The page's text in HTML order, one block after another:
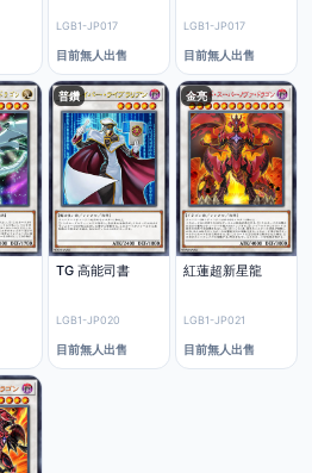
LGB1-JP017
目前無人出售
LGB1-JP017
目前無人出售
普鑽
TG 高能司書
LGB1-JP020
目前無人出售
金亮
紅蓮超新星龍
LGB1-JP021
目前無人出售